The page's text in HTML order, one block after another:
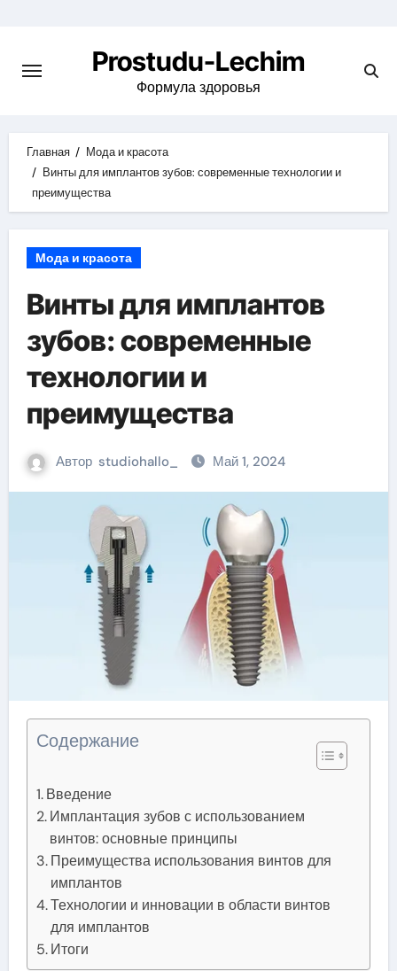
содержимому
Prostudu-Lechim
Формула здоровья
Главная
Мода и красота
Винты для имплантов зубов: современные технологии и
преимущества
Мода и красота
Винты для имплантов
зубов: современные
технологии и
преимущества
Автор studiohallo_ Май 1, 2024
Содержание
Введение
Имплантация зубов с использованием
винтов: основные принципы
Преимущества использования винтов для
имплантов
Технологии и инновации в области винтов
для имплантов
Итоги